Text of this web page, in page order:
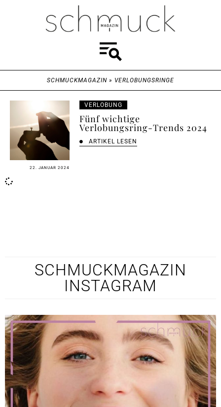
SCHMUCKMAGAZIN » VERLOBUNGSRINGE
22. JANUAR 2024
VERLOBUNG
Fünf wichtige
Verlobungsring-Trends 2024
ARTIKEL LESEN
SCHMUCKMAGAZIN
INSTAGRAM